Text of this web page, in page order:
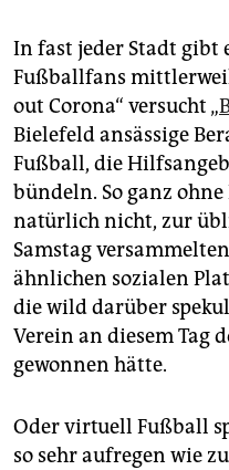
In fast jeder Stadt gibt
Fußballfans
out Corona“ versucht „
Bielefeld ansässige
Fußball, die
bündeln. So ganz
natürlich nicht, zur
Samstag
ähnlichen sozialen
die wild darüber
Verein an diesem Tag
gewonnen hätte.
Oder virtuell Fußball
so sehr aufregen wie